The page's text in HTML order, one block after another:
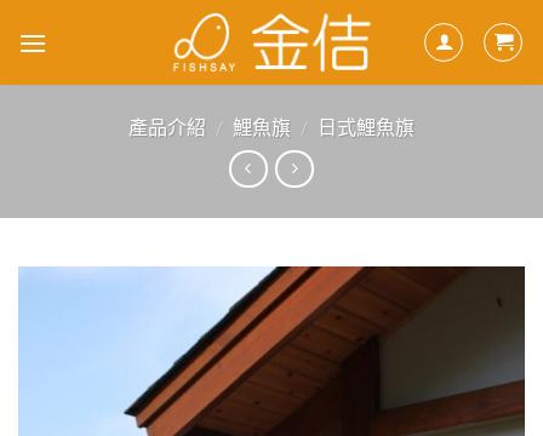
產品介紹 / 鯉魚旗 / 日式鯉魚旗